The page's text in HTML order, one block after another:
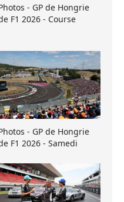
- GP de Hongrie
F1 2026 - Course
- GP de Hongrie
F1 2026 - Samedi